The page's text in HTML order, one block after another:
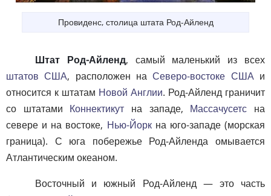
Провиденс, столица штата Род-Айленд
Штат Род-Айленд, самый маленький из всех
штатов США, расположен наСеверо-востоке СШАи
относится к штатам Новой Англии. Род-Айленд граничит
со штатами Коннектикут на западе, Массачусетс на
севере и на востоке, Нью-Йоркна юго-западе (морская
граница). С юга побережье Род-Айленда омывается
Атлантическим океаном.
Восточный и южный Род-Айленд — это часть